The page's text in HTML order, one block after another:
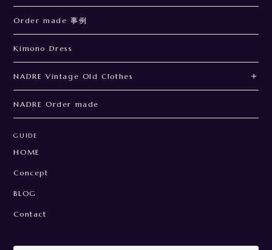
Order made 事例
Kimono Dress
NADRE Vintage Old Clothes
NADRE Order made
GUIDE
HOME
Concept
BLOG
Contact